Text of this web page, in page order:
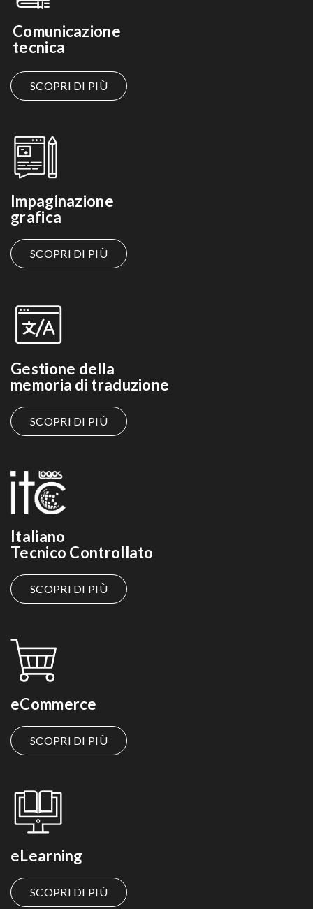
Comunicazione
tecnica
SCOPRI DI PIÙ
Impaginazione
grafica
SCOPRI DI PIÙ
Gestione della
memoria di traduzione
SCOPRI DI PIÙ
Italiano
Tecnico Controllato
SCOPRI DI PIÙ
eCommerce
SCOPRI DI PIÙ
eLearning
SCOPRI DI PIÙ